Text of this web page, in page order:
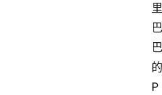
里
巴
巴
的
P